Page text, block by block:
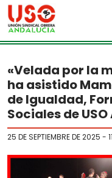
Skip to main content
«Velada por la
ha asistido
de Igualdad,
Sociales de
25 DE SEPTIEMBRE DE 2025 -